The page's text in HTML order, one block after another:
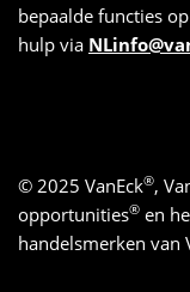
bepaalde functies
hulp via
© 2025 VanEck®,
opportunities® en
handelsmerken van